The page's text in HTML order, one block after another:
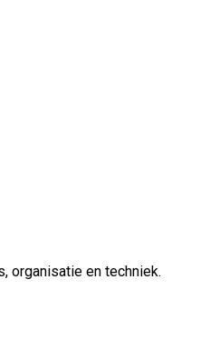
organisatie en techniek.